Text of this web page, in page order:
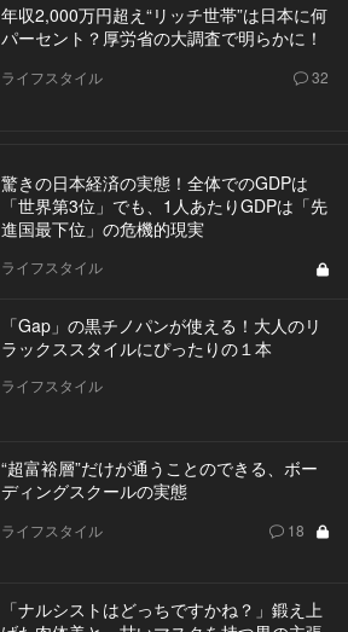
年収2,000万円超え“リッチ世帯”は日本に何
パーセント？厚労省の大調査で明らかに！
ライフスタイル 32
驚きの日本経済の実態！全体でのGDPは
「世界第3位」でも、1人あたりGDPは「先
進国最下位」の危機的現実
ライフスタイル
「Gap」の黒チノパンが使える！大人のリ
ラックススタイルにぴったりの１本
ライフスタイル
“超富裕層”だけが通うことのできる、ボー
ディングスクールの実態
ライフスタイル 18
「ナルシストはどっちですかね？」鍛え上